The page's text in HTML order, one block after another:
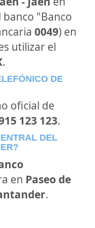
"Banco
0049) en
utilizar el
.
DE
oficial de
123 123.
DEL
en Paseo de
.